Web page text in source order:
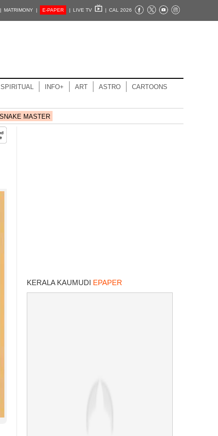
MATRIMONY | E-PAPER | LIVE TV | CAL 2026
SPIRITUAL INFO+ ART ASTRO CARTOONS
MASTER
KERALA KAUMUDI EPAPER